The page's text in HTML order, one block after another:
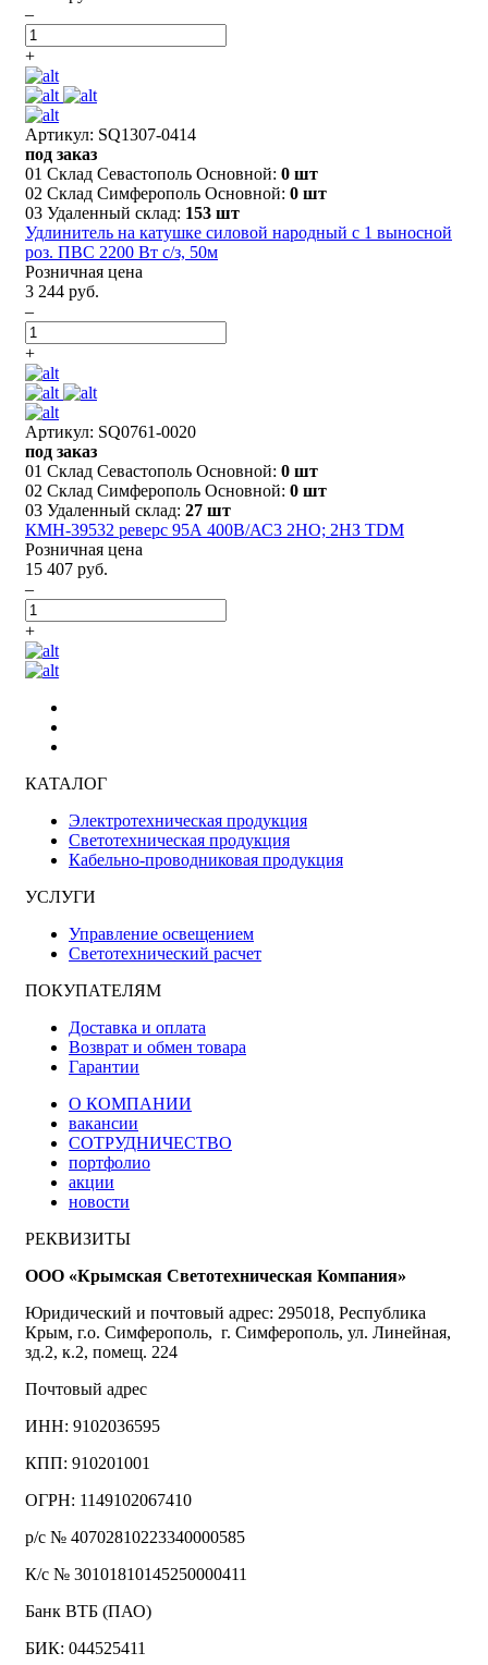
–
+
Артикул: SQ1307-0414
под заказ
01 Склад Севастополь Основной: 0 шт
02 Склад Симферополь Основной: 0 шт
03 Удаленный склад: 153 шт
Удлинитель на катушке силовой народный с 1 выносной
роз. ПВС 2200 Вт с/з, 50м
Розничная цена
3 244 руб.
–
+
Артикул: SQ0761-0020
под заказ
01 Склад Севастополь Основной: 0 шт
02 Склад Симферополь Основной: 0 шт
03 Удаленный склад: 27 шт
КМН-39532 реверс 95А 400В/АС3 2НО; 2НЗ TDM
Розничная цена
15 407 руб.
–
+
КАТАЛОГ
Электротехническая продукция
Светотехническая продукция
Кабельно-проводниковая продукция
УСЛУГИ
Управление освещением
Светотехнический расчет
ПОКУПАТЕЛЯМ
Доставка и оплата
Возврат и обмен товара
Гарантии
О КОМПАНИИ
вакансии
СОТРУДНИЧЕСТВО
портфолио
акции
новости
РЕКВИЗИТЫ
ООО «Крымская Светотехническая Компания»
Юридический и почтовый адрес: 295018, Республика
Крым, г.о. Симферополь, г. Симферополь, ул. Линейная,
зд.2, к.2, помещ. 224
Почтовый адрес
ИНН: 9102036595
КПП: 910201001
ОГРН: 1149102067410
р/с № 40702810223340000585
К/с № 30101810145250000411
Банк ВТБ (ПАО)
БИК: 044525411